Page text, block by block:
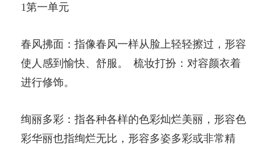
1第一单元
春风拂面：指像春风一样从脸上轻轻擦过，形容
使人感到愉快、舒服。 梳妆打扮：对容颜衣着
进行修饰。
绚丽多彩：指各种各样的色彩灿烂美丽，形容色
彩华丽也指绚烂无比，形容多姿多彩或非常精